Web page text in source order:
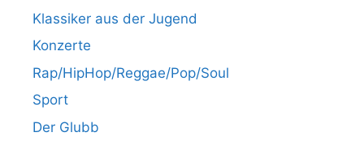
Klassiker aus der Jugend
Konzerte
Rap/HipHop/Reggae/Pop/Soul
Sport
Der Glubb